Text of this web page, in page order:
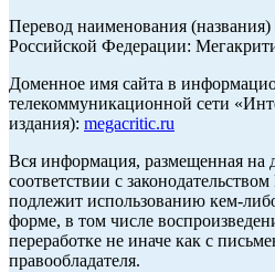
Перевод наименования
Российской Федерации:
Доменное имя сайта в
телекоммуникационной сети
издания): megacritic.ru
Вся информация, размещенная на
соответствии с
подлежит использованию кем-
форме, в том числе
переработке не иначе как с
правообладателя.